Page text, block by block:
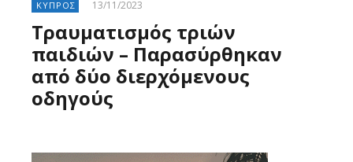
ΚΥΠΡΟΣ 13/11/2023
Τραυματισμός τριών
παιδιών – Παρασύρθηκαν
από δύο διερχόμενους
οδηγούς